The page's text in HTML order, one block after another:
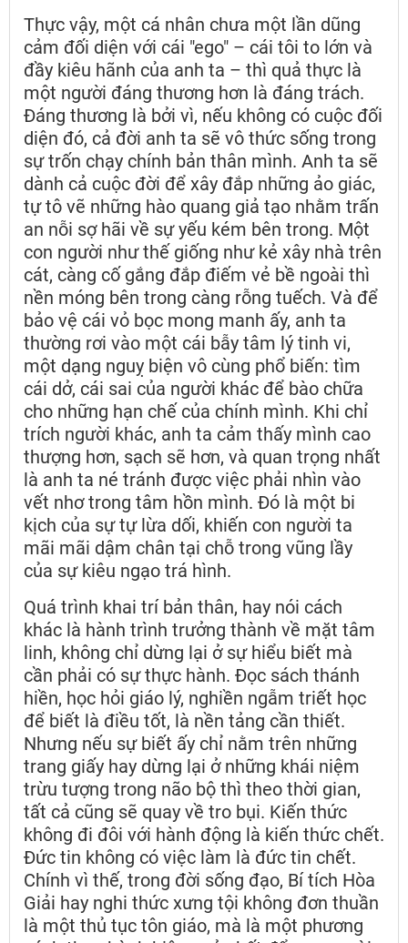
Thực vậy, một cá nhân chưa một lần dũng
cảm đối diện với cái "ego" – cái tôi to lớn và
đầy kiêu hãnh của anh ta – thì quả thực là
một người đáng thương hơn là đáng trách.
Đáng thương là bởi vì, nếu không có cuộc đối
diện đó, cả đời anh ta sẽ vô thức sống trong
sự trốn chạy chính bản thân mình. Anh ta sẽ
dành cả cuộc đời để xây đắp những ảo giác,
tự tô vẽ những hào quang giả tạo nhằm trấn
an nỗi sợ hãi về sự yếu kém bên trong. Một
con người như thế giống như kẻ xây nhà trên
cát, càng cố gắng đắp điếm vẻ bề ngoài thì
nền móng bên trong càng rỗng tuếch. Và để
bảo vệ cái vỏ bọc mong manh ấy, anh ta
thường rơi vào một cái bẫy tâm lý tinh vi,
một dạng nguỵ biện vô cùng phổ biến: tìm
cái dở, cái sai của người khác để bào chữa
cho những hạn chế của chính mình. Khi chỉ
trích người khác, anh ta cảm thấy mình cao
thượng hơn, sạch sẽ hơn, và quan trọng nhất
là anh ta né tránh được việc phải nhìn vào
vết nhơ trong tâm hồn mình. Đó là một bi
kịch của sự tự lừa dối, khiến con người ta
mãi mãi dậm chân tại chỗ trong vũng lầy
của sự kiêu ngạo trá hình.
Quá trình khai trí bản thân, hay nói cách
khác là hành trình trưởng thành về mặt tâm
linh, không chỉ dừng lại ở sự hiểu biết mà
cần phải có sự thực hành. Đọc sách thánh
hiền, học hỏi giáo lý, nghiền ngẫm triết học
để biết là điều tốt, là nền tảng cần thiết.
Nhưng nếu sự biết ấy chỉ nằm trên những
trang giấy hay dừng lại ở những khái niệm
trừu tượng trong não bộ thì theo thời gian,
tất cả cũng sẽ quay về tro bụi. Kiến thức
không đi đôi với hành động là kiến thức chết.
Đức tin không có việc làm là đức tin chết.
Chính vì thế, trong đời sống đạo, Bí tích Hòa
Giải hay nghi thức xưng tội không đơn thuần
là một thủ tục tôn giáo, mà là một phương